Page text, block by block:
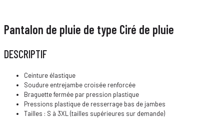
Pantalon de pluie de type Ciré de pluie
DESCRIPTIF
Ceinture élastique
Soudure entrejambe croisée renforcée
Braguette fermée par pression plastique
Pressions plastique de resserrage bas de jambes
Tailles : S à 3XL (tailles supérieures sur demande)